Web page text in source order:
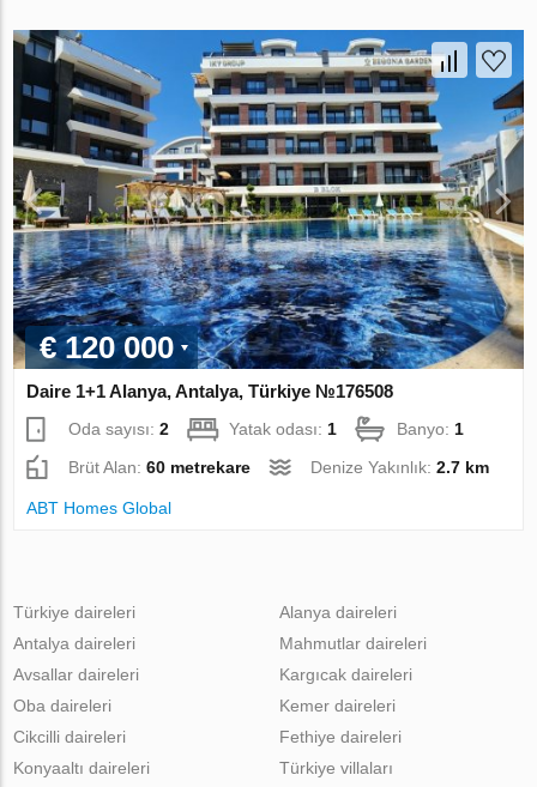
€ 120 000
Daire 1+1 Alanya, Antalya, Türkiye №176508
Oda sayısı:2 Yatak odası:1 Banyo:1
Brüt Alan:60 metrekare Denize Yakınlık:2.7 km
ABT Homes Global
Türkiye daireleri
Antalya daireleri
Avsallar daireleri
Oba daireleri
Cikcilli daireleri
Alanya daireleri
Mahmutlar daireleri
Kargıcak daireleri
Kemer daireleri
Fethiye daireleri
Konyaaltı daireleri
Türkiye villaları